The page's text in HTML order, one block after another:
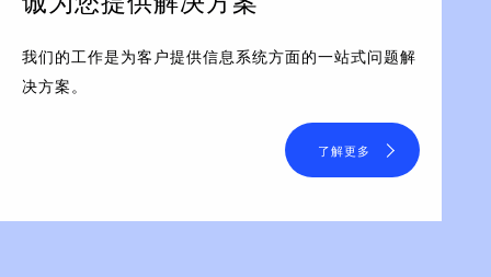
我们的工作是为客户提供信息系统方面的一站式问题解
决方案。
了解更多